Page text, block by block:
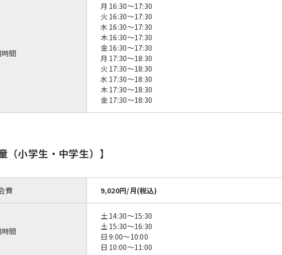
間
月 16:30〜17:30
火 16:30〜17:30
水 16:30〜17:30
木 16:30〜17:30
金 16:30〜17:30
月 17:30〜18:30
火 17:30〜18:30
水 17:30〜18:30
木 17:30〜18:30
金 17:30〜18:30
小学生・中学生）】
費 9,020円/月(税込)
間
土 14:30〜15:30
土 15:30〜16:30
日 9:00〜10:00
日 10:00〜11:00